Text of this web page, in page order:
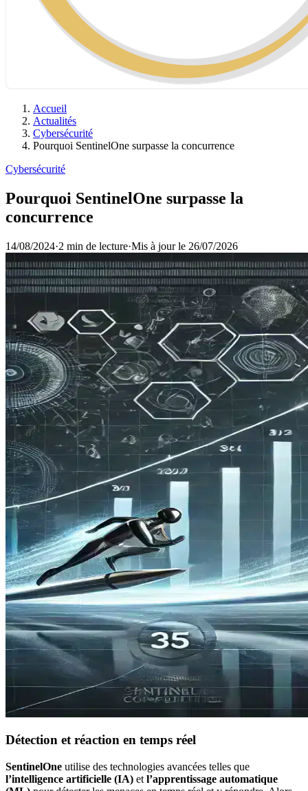
Accueil
Actualités
Cybersécurité
Pourquoi SentinelOne surpasse la concurrence
Cybersécurité
Pourquoi SentinelOne surpasse la
concurrence
14/08/2024·2 min de lecture·Mis à jour le 26/07/2026
Détection et réaction en temps réel
SentinelOne utilise des technologies avancées telles que
l’intelligence artificielle (IA) et l’apprentissage automatique